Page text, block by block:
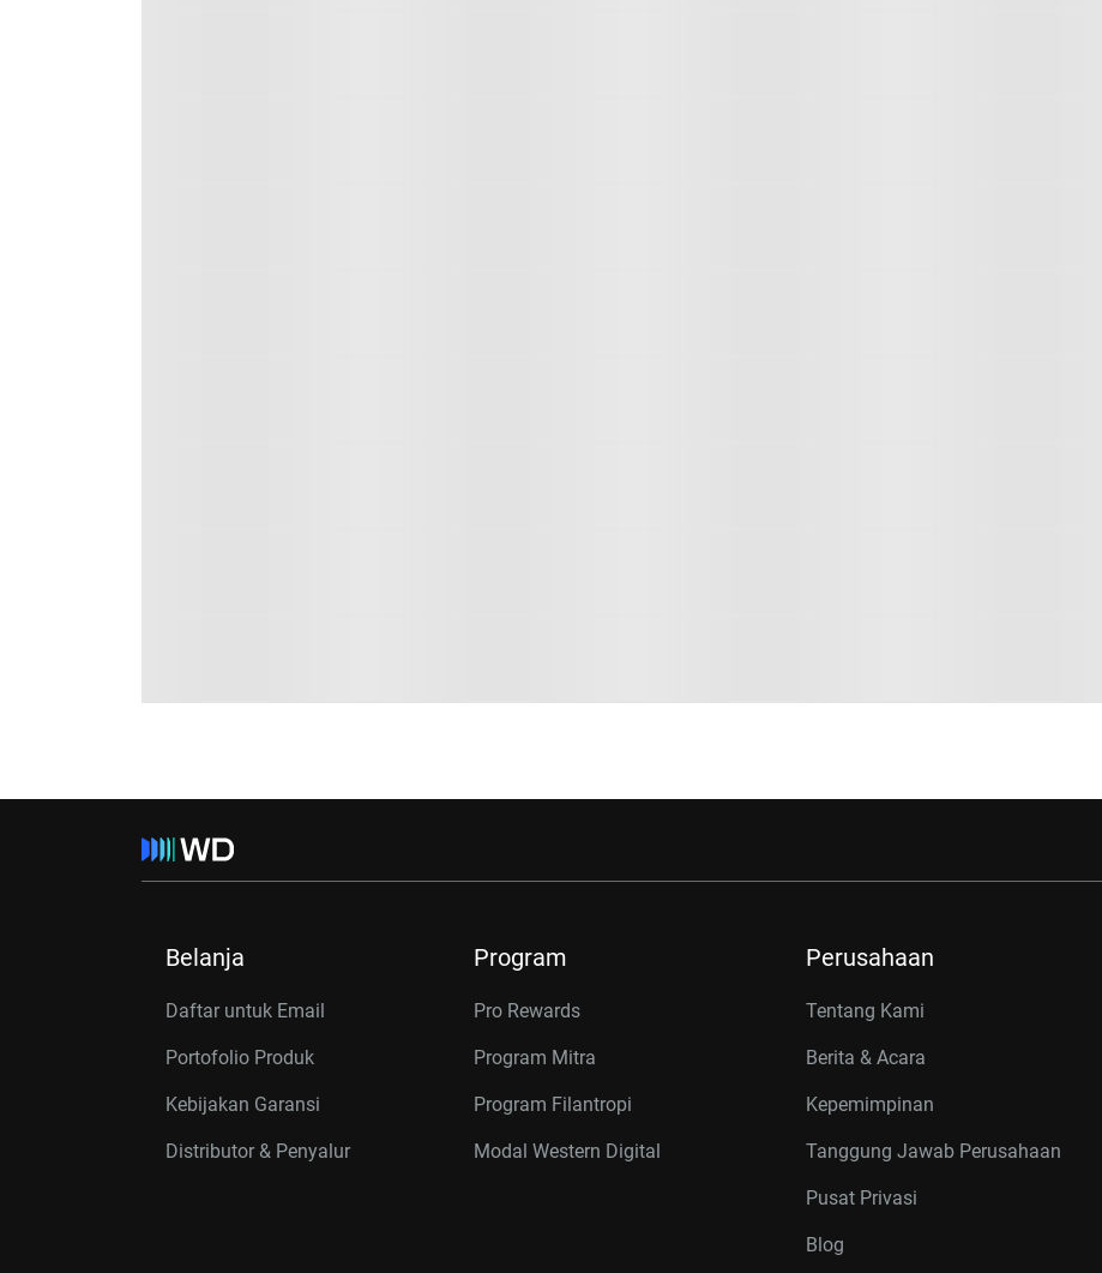
Belanja
Daftar untuk Email
Portofolio Produk
Kebijakan Garansi
Distributor & Penyalur
Program
Pro Rewards
Program Mitra
Program Filantropi
Modal Western Digital
Perusahaan
Tentang Kami
Berita & Acara
Kepemimpinan
Tanggung Jawab Perusahaan
Pusat Privasi
Blog